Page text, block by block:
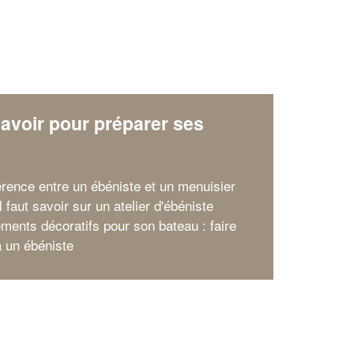
pour préparer ses
entre un ébéniste et un menuisier
faut savoir sur un atelier d'ébéniste
décoratifs pour son bateau : faire
un ébéniste